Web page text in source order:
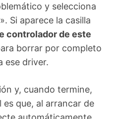
y selecciona
Si aparece la casilla
controlador de este
borrar por completo
ese driver.
y, cuando termine,
es que, al arrancar de